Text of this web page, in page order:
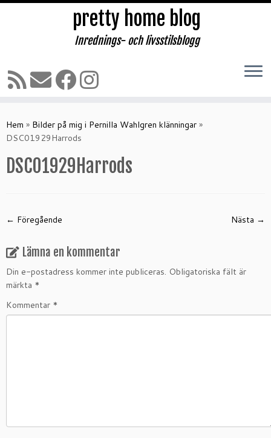
till
innehåll
pretty home blog
Inrednings- och livsstilsblogg
Hem » Bilder på mig i Pernilla Wahlgren klänningar »
DSC01929Harrods
DSC01929Harrods
← Föregående Nästa →
Lämna en kommentar
Din e-postadress kommer inte publiceras. Obligatoriska fält är
märkta *
Kommentar *